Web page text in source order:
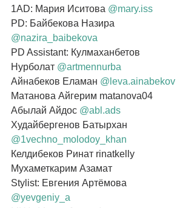
1AD: Мария Иситова @mary.iss
PD: Байбекова Назира
@nazira_baibekova
PD Assistant: Кулмаханбетов
Нурболат @artmennurba
Айнабеков Еламан @leva.ainabekov
Матанова Айгерим matanova04
Абылай Айдос @abl.ads
Худайбергенов Батырхан
@1vechno_molodoy_khan
Келдибеков Ринат rinatkelly
Мухаметкарим Азамат
Stylist: Евгения Артёмова
@yevgeniy_a